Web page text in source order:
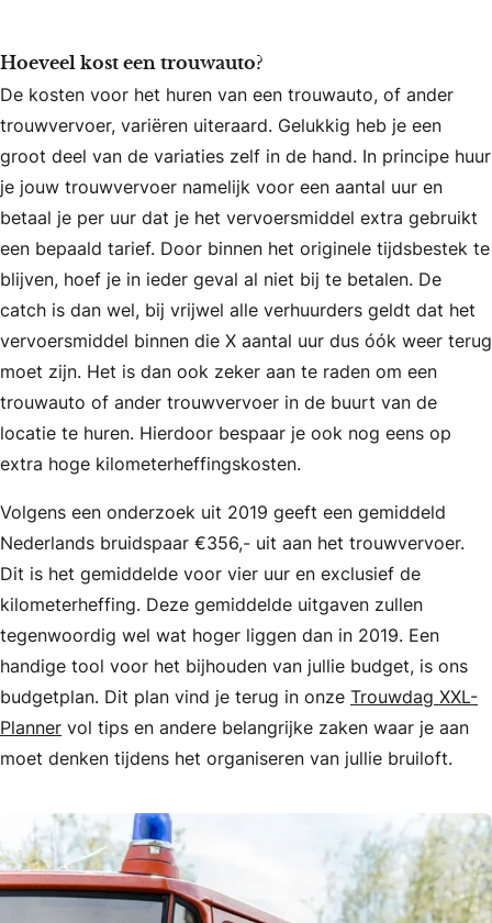
Hoeveel kost een trouwauto?
De kosten voor het huren van een trouwauto, of ander
trouwvervoer, variëren uiteraard. Gelukkig heb je een
groot deel van de variaties zelf in de hand. In principe huur
je jouw trouwvervoer namelijk voor een aantal uur en
betaal je per uur dat je het vervoersmiddel extra gebruikt
een bepaald tarief. Door binnen het originele tijdsbestek te
blijven, hoef je in ieder geval al niet bij te betalen. De
catch is dan wel, bij vrijwel alle verhuurders geldt dat het
vervoersmiddel binnen die X aantal uur dus óók weer terug
moet zijn. Het is dan ook zeker aan te raden om een
trouwauto of ander trouwvervoer in de buurt van de
locatie te huren. Hierdoor bespaar je ook nog eens op
extra hoge kilometerheffingskosten.
Volgens een onderzoek uit 2019 geeft een gemiddeld
Nederlands bruidspaar €356,- uit aan het trouwvervoer.
Dit is het gemiddelde voor vier uur en exclusief de
kilometerheffing. Deze gemiddelde uitgaven zullen
tegenwoordig wel wat hoger liggen dan in 2019. Een
handige tool voor het bijhouden van jullie budget, is ons
budgetplan. Dit plan vind je terug in onze Trouwdag XXL-
Planner vol tips en andere belangrijke zaken waar je aan
moet denken tijdens het organiseren van jullie bruiloft.